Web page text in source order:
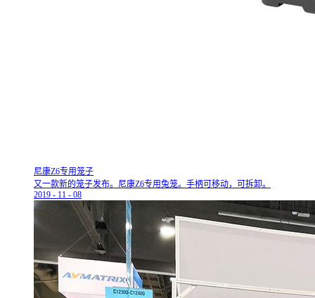
尼康Z6专用笼子
又一款新的笼子发布。尼康Z6专用兔笼。手柄可移动，可拆卸。
2019 - 11 - 08